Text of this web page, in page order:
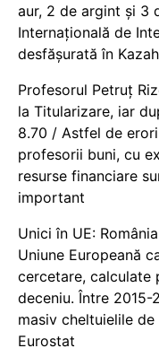
aur, 2 de argint și 3
Internațională de
desfășurată în
Profesorul Petruț
la Titularizare, iar
8.70 / Astfel de
profesorii buni, cu
resurse financiare
important
Unici în UE:
Uniune Europeană
cercetare, calculate
deceniu. Între
masiv cheltuielile
Eurostat